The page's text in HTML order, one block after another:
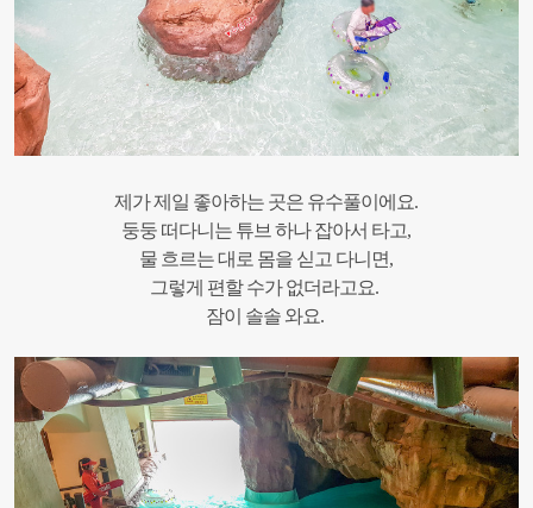
제가 제일 좋아하는 곳은 유수풀이에요.
둥둥 떠다니는 튜브 하나 잡아서 타고,
물 흐르는 대로 몸을 싣고 다니면,
그렇게 편할 수가 없더라고요.
잠이 솔솔 와요.